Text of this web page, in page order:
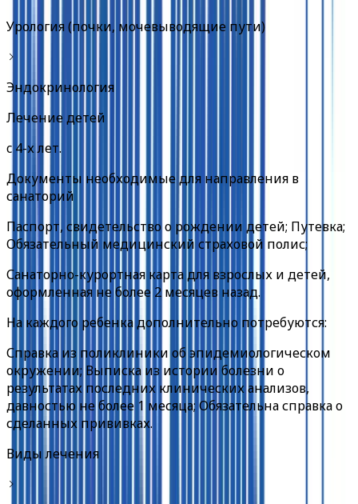
Урология (почки, мочевыводящие пути)
Эндокринология
Лечение детей
c 4-х лет.
Документы необходимые для направления в
санаторий
Паспорт, свидетельство о рождении детей; Путевка;
Обязательный медицинский страховой полис;
Санаторно-курортная карта для взрослых и детей,
оформленная не более 2 месяцев назад.
На каждого ребенка дополнительно потребуются:
Справка из поликлиники об эпидемиологическом
окружении; Выписка из истории болезни о
результатах последних клинических анализов,
давностью не более 1 месяца; Обязательна справка о
сделанных прививках.
Виды лечения